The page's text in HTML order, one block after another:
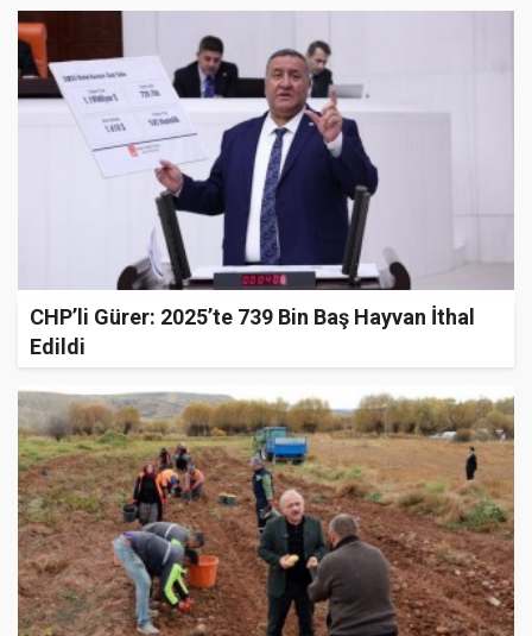
CHP’li Gürer: 2025’te 739 Bin Baş Hayvan İthal
Edildi